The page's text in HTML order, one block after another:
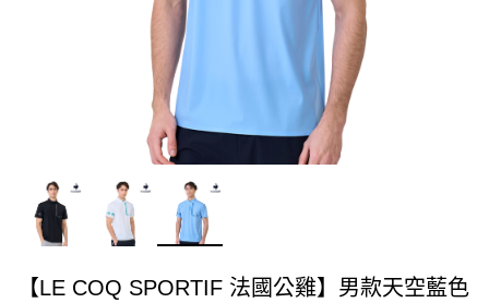
【LE COQ SPORTIF 法國公雞】男款天空藍色